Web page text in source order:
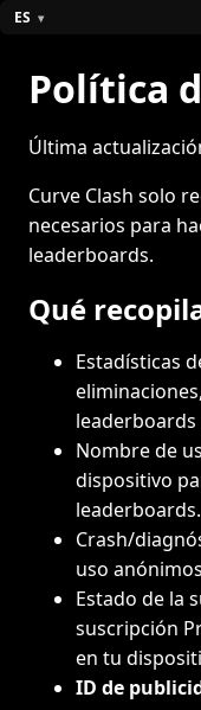
ES
Política
Última
Curve Clash solo
necesarios para
leaderboards.
Qué
Estadísticas
leaderboards
Nombre de
dispositivo
leaderboards.
Crash/
uso
Estado de la
suscripción
en tu
ID de